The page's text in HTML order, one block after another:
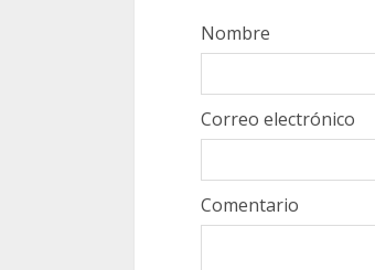
Comentario
Nombre
Correo electrónico